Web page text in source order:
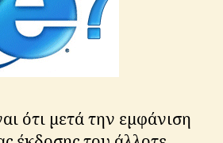
ότι μετά την εμφάνιση